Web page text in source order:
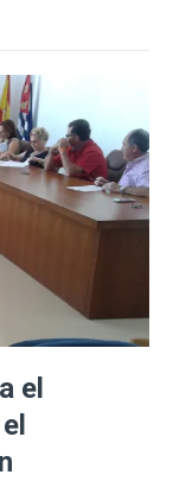
el